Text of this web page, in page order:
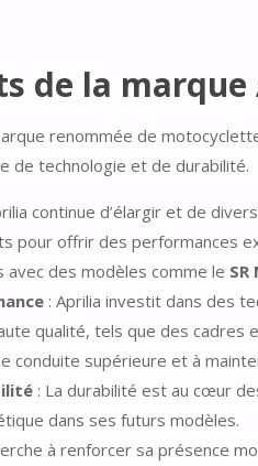
de la
renommée de
de technologie et de durabilité.
continue d’élargir et de
pour offrir des performances
des modèles comme le
: Aprilia investit dans des
qualité, tels que des
conduite supérieure et à
: La durabilité est au cœur
dans ses futurs modèles.
à renforcer sa présence